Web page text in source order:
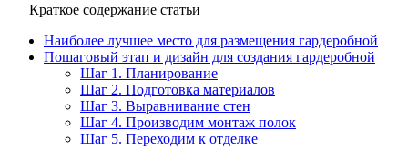
Краткое содержание статьи
Наиболее лучшее место для размещения гардеробной
Пошаговый этап и дизайн для создания гардеробной
Шаг 1. Планирование
Шаг 2. Подготовка материалов
Шаг 3. Выравнивание стен
Шаг 4. Производим монтаж полок
Шаг 5. Переходим к отделке